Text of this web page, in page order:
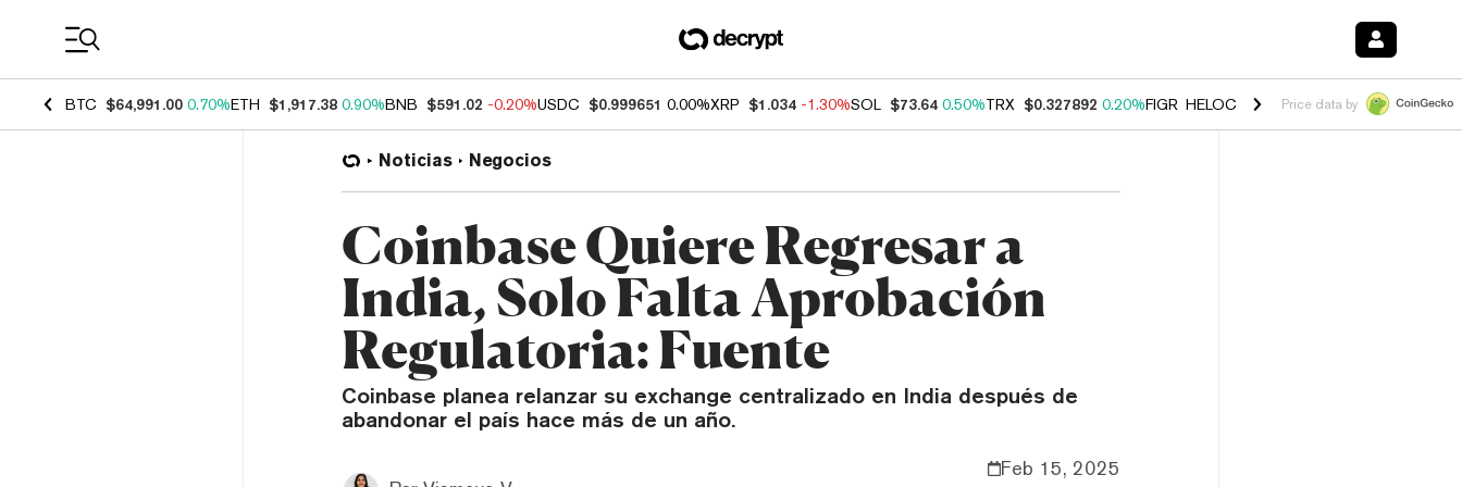
BTC $64,991.00 0.70%ETH $1,917.38 0.90%BNB $591.02 -0.20%USDC $0.999651 0.00%XRP $1.034 -1.30%SOL $73.64 0.50%TRX $0.327892 0.20%FIGR_HELOC $1.035 1.50%HYPE $56.87
Price data by
Noticias Negocios
Coinbase Quiere Regresar a
India, Solo Falta Aprobación
Regulatoria: Fuente
Coinbase planea relanzar su exchange centralizado en India después de
abandonar el país hace más de un año.
Feb 15, 2025